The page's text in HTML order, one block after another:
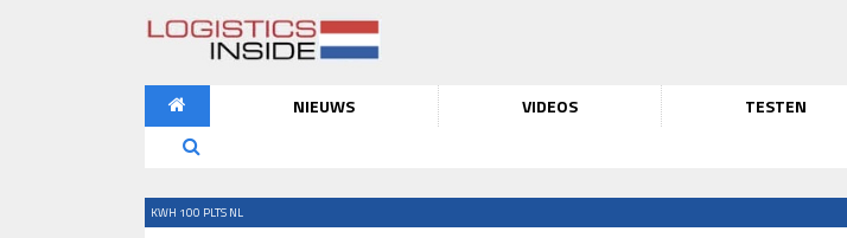
NIEUWS VIDEOS TESTEN
KWH 100 PLTS NL